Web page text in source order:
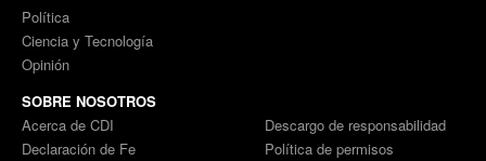
Política
Ciencia y Tecnología
Opinión
SOBRE NOSOTROS
Acerca de CDI
Declaración de Fe
Descargo de responsabilidad
Política de permisos